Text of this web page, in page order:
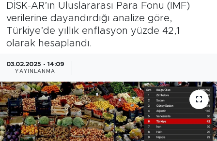
DİSK-AR’ın Uluslararası Para Fonu (IMF)
verilerine dayandırdığı analize göre,
Türkiye’de yıllık enflasyon yüzde 42,1
olarak hesaplandı.
03.02.2025 - 14:09
YAYINLANMA
GÜNCEL
KARİKATÜR
RÖPÖRTAJ
ANALİZ
NOSTALJİ
Son Dakika Haberleri
Haber Arşivi